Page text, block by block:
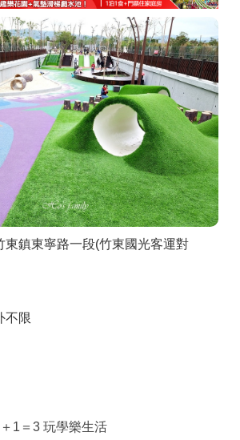
東鎮東寧路一段(竹東國光客運對
不限
1＝3 玩學樂生活